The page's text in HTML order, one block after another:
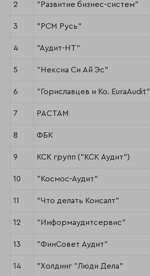
2 "Развитие бизнес-систем"
3 "РСМ Русь"
4 "Аудит-НТ"
5 "Нексиа Си Ай Эс"
6 "Гориславцев и Ко. EuraAudit"
7 РАСТАМ
8 ФБК
9 КСК групп ("КСК Аудит")
10 "Космос-Аудит"
11 "Что делать Консалт"
12 "Информаудитсервис"
13 "ФинСовет Аудит"
14 "Холдинг "Люди Дела"